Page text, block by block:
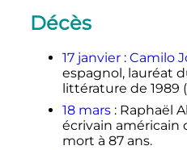
Décès
17 janvier : Camilo
espagnol, lauréat
littérature de 1989
18 mars : Raphaël
écrivain américain
mort à 87 ans.